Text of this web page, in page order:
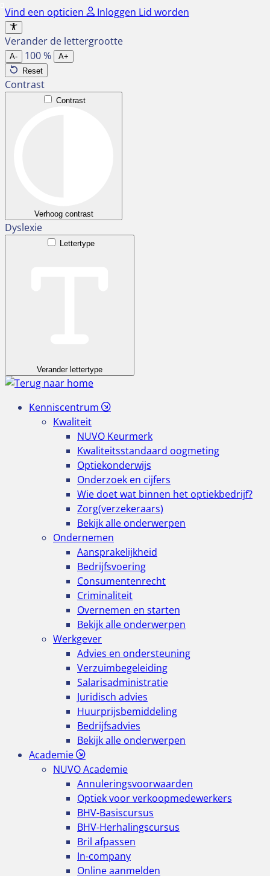
Ga
naar
de
inhoud
Vind een opticien Inloggen Lid worden
Verander de lettergrootte
A- 100%
A+
Reset
Contrast
Contrast
Verhoog contrast
Dyslexie
Lettertype
Verander lettertype
Kenniscentrum
Kwaliteit
NUVO Keurmerk
Kwaliteitsstandaard oogmeting
Optiekonderwijs
Onderzoek en cijfers
Wie doet wat binnen het optiekbedrijf?
Zorg(verzekeraars)
Bekijk alle onderwerpen
Ondernemen
Aansprakelijkheid
Bedrijfsvoering
Consumentenrecht
Criminaliteit
Overnemen en starten
Bekijk alle onderwerpen
Werkgever
Advies en ondersteuning
Verzuimbegeleiding
Salarisadministratie
Juridisch advies
Huurprijsbemiddeling
Bedrijfsadvies
Bekijk alle onderwerpen
Academie
NUVO Academie
Annuleringsvoorwaarden
Optiek voor verkoopmedewerkers
BHV-Basiscursus
BHV-Herhalingscursus
Bril afpassen
In-company
Online aanmelden